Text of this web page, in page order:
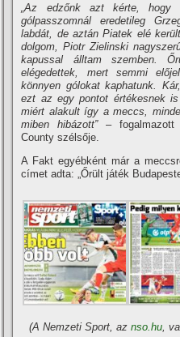
„Az edzőnk azt kérte,
gólpasszomnál eredetileg
labdát, de aztán Piatek elé
dolgom, Piotr Zielinski
kapussal álltam szemben.
elégedettek, mert semmi
könnyen gólokat kaphatunk.
ezt az egy pontot értékesnek
miért alakult így a meccs,
miben hibázott”– fogalmazott
County szélsője.
A Fakt egyébként már a
címet adta: „Őrült játék
(A Nemzeti Sport, az nso.hu,